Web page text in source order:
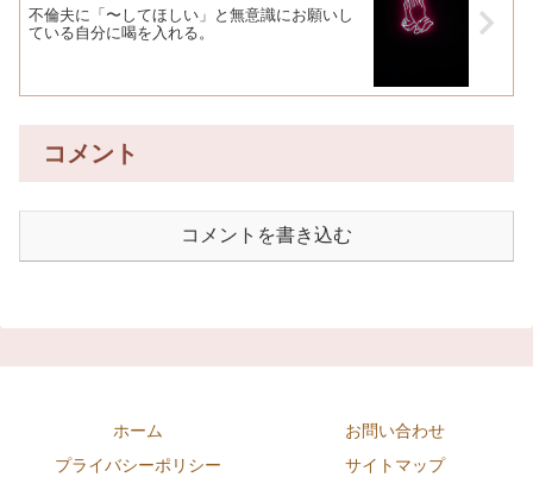
不倫夫に「〜してほしい」と無意識にお願いし
ている自分に喝を入れる。
コメント
コメントを書き込む
ホーム
お問い合わせ
プライバシーポリシー
サイトマップ